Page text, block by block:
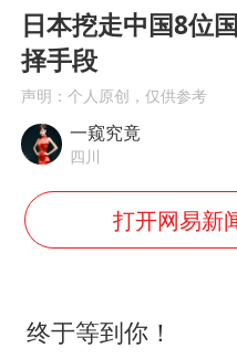
王传
王艺
上
日本挖走中国8位
择手段
声明：个人原创，仅供参考
一窥究竟
四川
打开网易新
终于等到你！